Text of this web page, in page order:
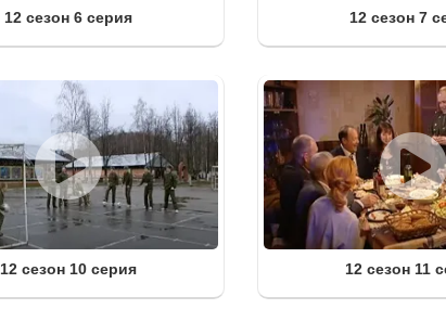
12 сезон 6 серия 12 сезон 7
12 сезон 10 серия 12 сезон 11